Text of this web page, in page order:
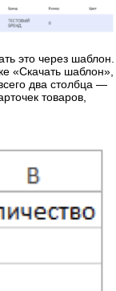
это через шаблон.
«Скачать шаблон»,
два столбца —
товаров,